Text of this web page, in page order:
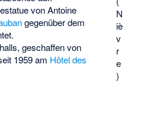
N
iè
v
r
e
)
vonAntoine
gegenüber dem
geschaffen von
1959 am Hôtel des